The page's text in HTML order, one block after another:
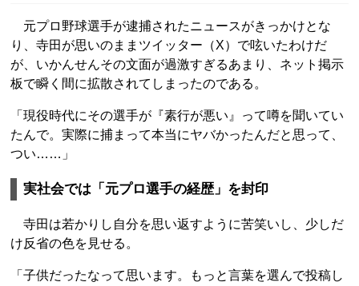
元プロ野球選手が逮捕されたニュースがきっかけとな
り、寺田が思いのままツイッター（X）で呟いたわけだ
が、いかんせんその文面が過激すぎるあまり、ネット掲示
板で瞬く間に拡散されてしまったのである。
「現役時代にその選手が『素行が悪い』って噂を聞いてい
たんで。実際に捕まって本当にヤバかったんだと思って、
つい……」
実社会では「元プロ選手の経歴」を封印
寺田は若かりし自分を思い返すように苦笑いし、少しだ
け反省の色を見せる。
「子供だったなって思います。もっと言葉を選んで投稿し